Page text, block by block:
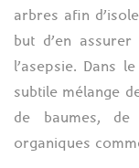
arbres afin
but d’en
l’asepsie. Dans
subtile mélange
de baumes,
organiques